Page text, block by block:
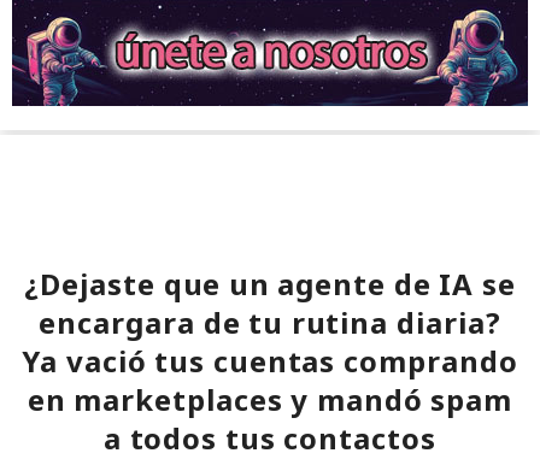
¿Dejaste que un agente de IA se
encargara de tu rutina diaria?
Ya vació tus cuentas comprando
en marketplaces y mandó spam
a todos tus contactos